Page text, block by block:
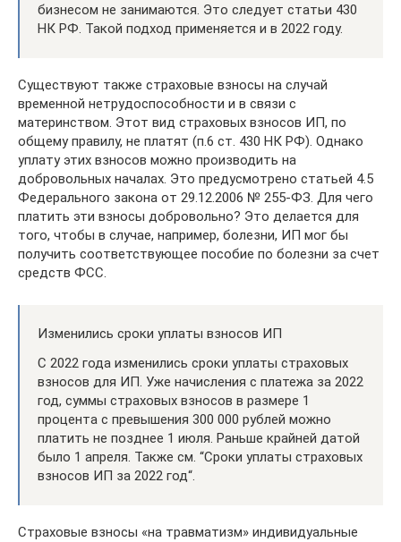
бизнесом не занимаются. Это следует статьи 430
НК РФ. Такой подход применяется и в 2022 году.
Существуют также страховые взносы на случай
временной нетрудоспособности и в связи с
материнством. Этот вид страховых взносов ИП, по
общему правилу, не платят (п.6 ст. 430 НК РФ). Однако
уплату этих взносов можно производить на
добровольных началах. Это предусмотрено статьей 4.5
Федерального закона от 29.12.2006 № 255-ФЗ. Для чего
платить эти взносы добровольно? Это делается для
того, чтобы в случае, например, болезни, ИП мог бы
получить соответствующее пособие по болезни за счет
средств ФСС.
Изменились сроки уплаты взносов ИП
С 2022 года изменились сроки уплаты страховых
взносов для ИП. Уже начисления с платежа за 2022
год, суммы страховых взносов в размере 1
процента с превышения 300 000 рублей можно
платить не позднее 1 июля. Раньше крайней датой
было 1 апреля. Также см. “Сроки уплаты страховых
взносов ИП за 2022 год“.
Страховые взносы «на травматизм» индивидуальные